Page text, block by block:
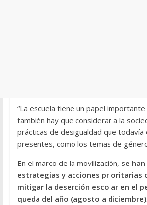
“La escuela tiene un papel
también hay que considerar a la
prácticas de desigualdad que todavía
presentes, como los temas de
En el marco de la movilización, se
estrategias y acciones prioritarias
mitigar la deserción escolar en el
queda del año (agosto a diciembre)